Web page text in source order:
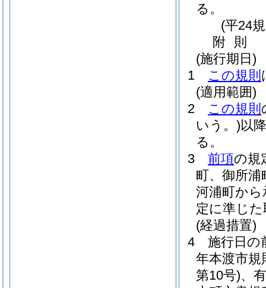
る。
(平24
附 則
(施行期日)
1
この規則
(適用範囲)
2
この規則
いう。)以
る。
3
前項の規
町、御所浦
河浦町か
定に準じ
(経過措置)
4
施行日の
年本渡市規
第10号)、